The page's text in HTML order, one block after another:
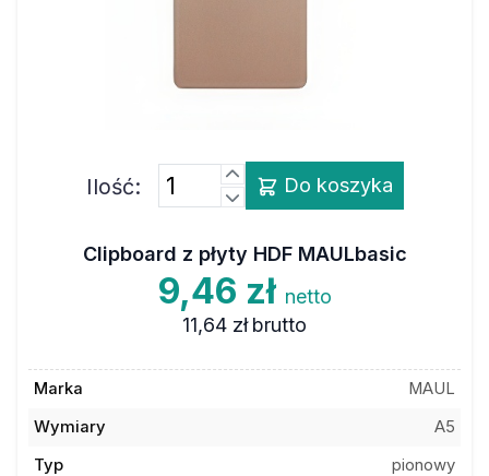
Ilość: Do koszyka
Clipboard z płyty HDF MAULbasic
9,46 zł netto
11,64 zł brutto
Marka
MAUL
Wymiary
A5
Typ
pionowy